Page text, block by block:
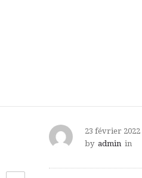
23 février 2022
by admin in